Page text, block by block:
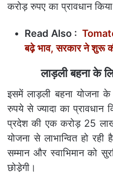
करोड़ रुपए का प्रावधान
Read Also :
बढ़े भाव, सरकार ने शुरू
लाड़ली बहना के
इसमें लाड़ली बहना योजना
रुपये से ज्यादा का प्रावधान
प्रदेश की एक करोड़ 25
योजना से लाभान्वित हो
सम्मान और स्वाभिमान को
छोड़ेगी।